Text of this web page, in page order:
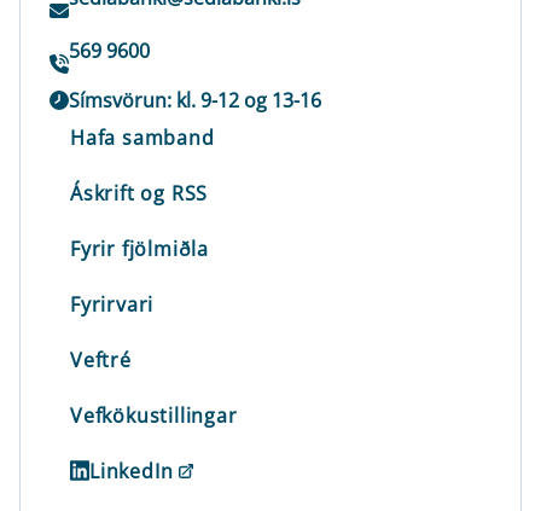
569 9600
Símsvörun: kl. 9-12 og 13-16
Hafa samband
Áskrift og RSS
Fyrir fjölmiðla
Fyrirvari
Veftré
Vefkökustillingar
LinkedIn